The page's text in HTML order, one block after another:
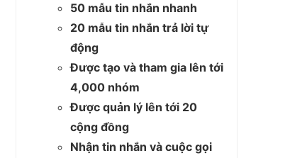
50 mẫu tin nhắn nhanh
20 mẫu tin nhắn trả lời tự
động
Được tạo và tham gia lên tới
4,000 nhóm
Được quản lý lên tới 20
cộng đồng
Nhận tin nhắn và cuộc gọi